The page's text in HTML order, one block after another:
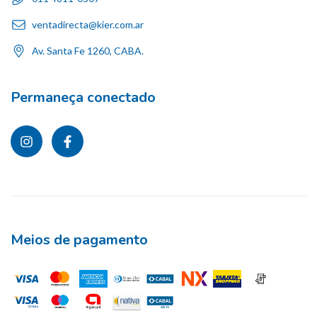
ventadirecta@kier.com.ar
Av. Santa Fe 1260, CABA.
Permaneça conectado
Meios de pagamento